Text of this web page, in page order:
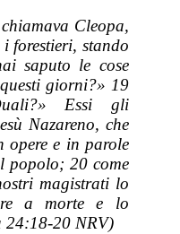
Cleopa,
forestieri, stando
saputo le cose
giorni?» 19
Essi gli
Nazareno, che
opere e in parole
popolo; 20 come
magistrati lo
a morte e lo
24:18-20 NRV)